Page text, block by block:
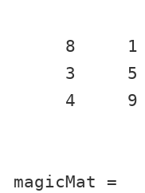
8
3
4
magicMat =